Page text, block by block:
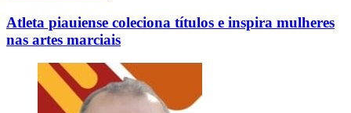
Atleta piauiense coleciona títulos e inspira mulheres
nas artes marciais